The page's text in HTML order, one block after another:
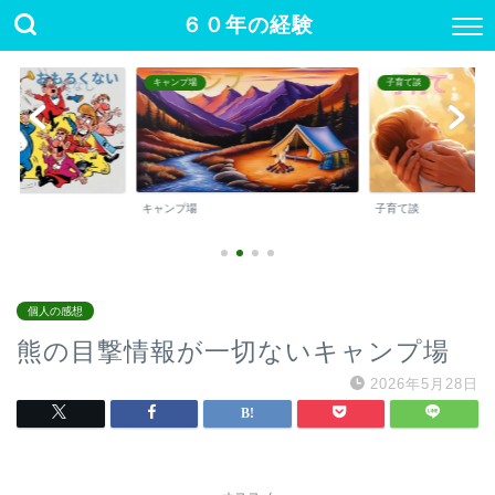
６０年の経験
キャンプ場
キャンプ場
子育て談
子育て談
個人の感想
熊の目撃情報が一切ないキャンプ場
2026年5月28日